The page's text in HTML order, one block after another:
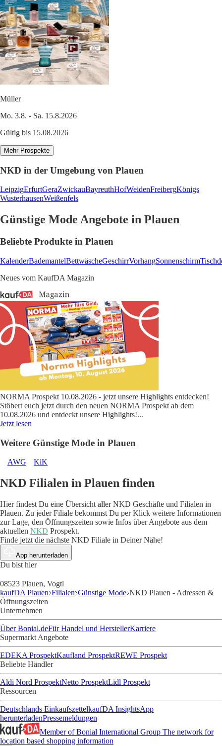
Müller
Mo. 3.8. - Sa. 15.8.2026
Gültig bis 15.08.2026
Mehr Prospekte
NKD in der Umgebung von Plauen
LeipzigErfurtGeraZwickauBayreuthHofWeidenFreibergKönigs
WusterhausenWeißenfels
Günstige Mode Angebote in Plauen
Beliebte Produkte in Plauen
KalenderBademantelBettwäscheGeschirrVorhangSonnenschirm
Neues vom KaufDA Magazin
NORMA Prospekt 10.08.2026 - jetzt unsere Highlights entdecken!
Stöbert euch jetzt durch den neuen NORMA Prospekt ab dem
10.08.2026 und entdeckt unsere Highlights!...
Jetzt lesen
Weitere Günstige Mode in Plauen
AWG KiK
NKD Filialen in Plauen finden
Hier findest Du eine Übersicht aller NKD Geschäfte und Filialen in
Plauen. Zu jeder Filiale bekommst Du per Klick weitere Informationen
zur Lage, den Öffnungszeiten sowie Infos über Angebote aus dem
aktuellen NKD Prospekt.
Finde jetzt die nächste NKD Filiale in Deiner Nähe!
App herunterladen
Du bist hier
08523 Plauen, Vogtl
kaufDA Plauen Filialen Günstige Mode NKD Plauen - Adressen &
Öffnungszeiten
Unternehmen
Über Bonial.deFür Handel und HerstellerKarriere
Supermarkt Angebote
EDEKA ProspektKaufland ProspektREWE Prospekt
Beliebte Händler
Aldi Nord ProspektNetto ProspektLidl Prospekt
Ressourcen
Deutschlands EinkaufszettelkaufDA InsightsApp
herunterladenPressemeldungen
Member of Bonial International Group The network for
location based shopping information